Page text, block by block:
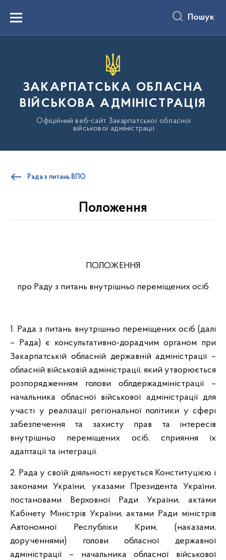
вмістуMenu Пошук
ЗАКАРПАТСЬКА ОБЛАСНА
ВІЙСЬКОВА АДМІНІСТРАЦІЯ
Офіційний веб-сайт Закарпатської обласної
військової адміністрації
Рада з питань ВПО
Положення
ПОЛОЖЕННЯ
про Раду з питань внутрішньо переміщених осіб
1. Рада з питань внутрішньо переміщених осіб (далі
– Рада) є консультативно-дорадчим органом при
Закарпатській обласній державній адміністрації –
обласній військовій адміністрації, який утворюється
розпорядженням голови облдержадміністрації –
начальника обласної військової адміністрації для
участі у реалізації регіональної політики у сфері
забезпечення та захисту прав та інтересів
внутрішньо переміщених осіб, сприяння їх
адаптації та інтеграції.
2. Рада у своїй діяльності керується Конституцією і
законами України, указами Президента України,
постановами Верховної Ради України, актами
Кабінету Міністрів України, актами Ради міністрів
Автономної Республіки Крим, (наказами,
дорученнями) голови обласної державної
адміністрації – начальника обласної військової